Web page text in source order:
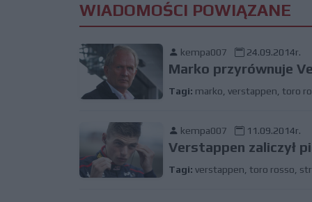
WIADOMOŚCI POWIĄZANE
kempa007 24.09.2014r.
Marko przyrównuje
Tagi: marko verstappen toro
kempa007 11.09.2014r.
Verstappen zaliczył
Tagi: verstappen toro rosso